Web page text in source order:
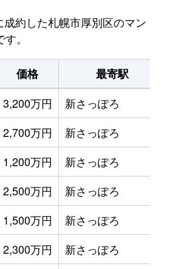
約した札幌市厚別区のマン
。
価格
最寄駅
3,200万円
新さっぽろ
2,700万円
新さっぽろ
1,200万円
新さっぽろ
2,500万円
新さっぽろ
1,500万円
新さっぽろ
2,300万円
新さっぽろ